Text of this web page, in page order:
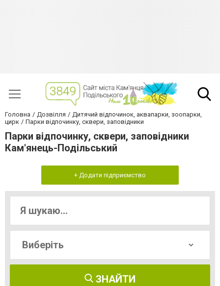
Головна Дозвілля
Дитячий відпочинок, аквапарки, зоопарки,
цирк
Парки відпочинку, сквери, заповідники
Парки відпочинку, сквери, заповідники
Кам'янець-Подільський
+ Додати підприємство
ЗНАЙТИ